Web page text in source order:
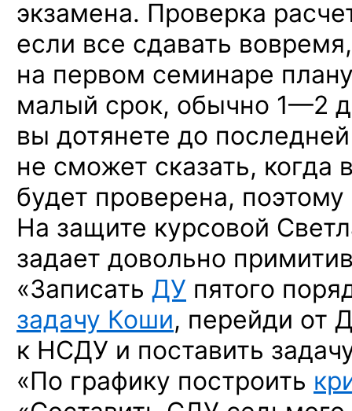
экзамена. Проверка
если все сдавать
на первом семинаре
малый срок, обычно 1—2
вы дотянете до
не сможет сказать, когда
будет проверена,
На защите курсовой
задает довольно
«Записать ДУ пятого
задачу Коши, перейди от
к НСДУ и поставить
«По графику построить